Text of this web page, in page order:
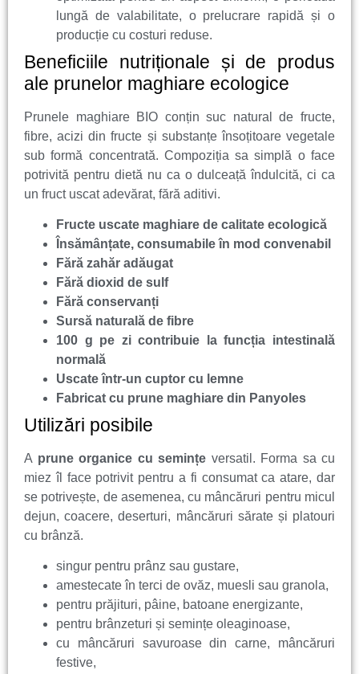
lungă de valabilitate, o prelucrare rapidă și o
producție cu costuri reduse.
Beneficiile nutriționale și de produs
ale prunelor maghiare ecologice
Prunele maghiare BIO conțin suc natural de fructe,
fibre, acizi din fructe și substanțe însoțitoare vegetale
sub formă concentrată. Compoziția sa simplă o face
potrivită pentru dietă nu ca o dulceață îndulcită, ci ca
un fruct uscat adevărat, fără aditivi.
Fructe uscate maghiare de calitate ecologică
Însămânțate, consumabile în mod convenabil
Fără zahăr adăugat
Fără dioxid de sulf
Fără conservanți
Sursă naturală de fibre
100 g pe zi contribuie la funcția intestinală
normală
Uscate într-un cuptor cu lemne
Fabricat cu prune maghiare din Panyoles
Utilizări posibile
A prune organice cu semințe versatil. Forma sa cu
miez îl face potrivit pentru a fi consumat ca atare, dar
se potrivește, de asemenea, cu mâncăruri pentru micul
dejun, coacere, deserturi, mâncăruri sărate și platouri
cu brânză.
singur pentru prânz sau gustare,
amestecate în terci de ovăz, muesli sau granola,
pentru prăjituri, pâine, batoane energizante,
pentru brânzeturi și semințe oleaginoase,
cu mâncăruri savuroase din carne, mâncăruri
festive,